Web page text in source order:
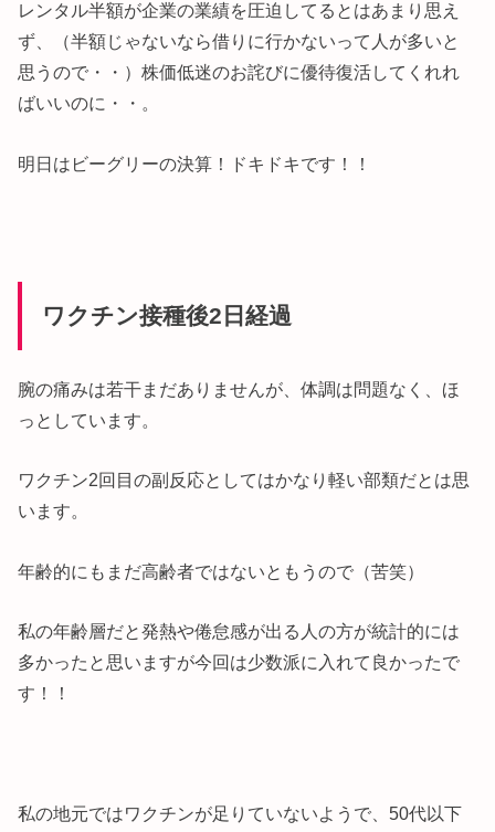
レンタル半額が企業の業績を圧迫してるとはあまり思え
ず、（半額じゃないなら借りに行かないって人が多いと
思うので・・）株価低迷のお詫びに優待復活してくれれ
ばいいのに・・。
明日はビーグリーの決算！ドキドキです！！
ワクチン接種後2日経過
腕の痛みは若干まだありませんが、体調は問題なく、ほ
っとしています。
ワクチン2回目の副反応としてはかなり軽い部類だとは思
います。
年齢的にもまだ高齢者ではないともうので（苦笑）
私の年齢層だと発熱や倦怠感が出る人の方が統計的には
多かったと思いますが今回は少数派に入れて良かったで
す！！
私の地元ではワクチンが足りていないようで、50代以下